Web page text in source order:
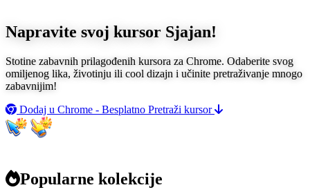
Napravite svoj kursor Sjajan!
Stotine zabavnih prilagođenih kursora za Chrome. Odaberite svog
omiljenog lika, životinju ili cool dizajn i učinite pretraživanje mnogo
zabavnijim!
Dodaj u Chrome - Besplatno Pretraži kursor
Popularne kolekcije